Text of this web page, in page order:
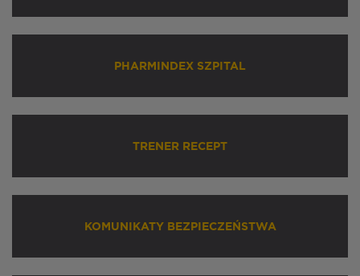
PHARMINDEX SZPITAL
TRENER RECEPT
KOMUNIKATY BEZPIECZEŃSTWA